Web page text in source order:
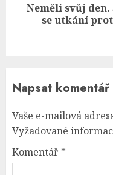
Next
Neměli svůj
se utkání
Napsat komentář
Vaše e-mailová
Vyžadované
Komentář *